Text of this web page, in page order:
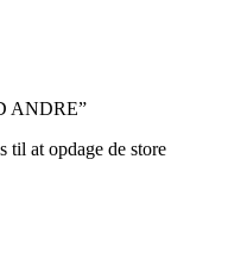
ANDRE”
til at opdage de store